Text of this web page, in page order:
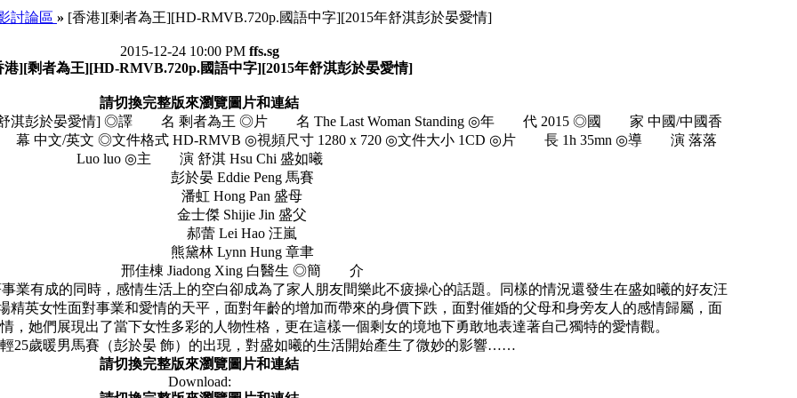
討論區 » [香港][剩者為王][HD-RMVB.720p.國語中字][2015年舒淇彭於晏愛情]
2015-12-24 10:00 PM ffs.sg
港][剩者為王][HD-RMVB.720p.國語中字][2015年舒淇彭於晏愛情]
請切換完整版來瀏覽圖片和連結
年舒淇彭於晏愛情] ◎譯 名 剩者為王 ◎片 名 The Last Woman Standing ◎年 代 2015 ◎國 家 中國/中國香
/英文 ◎文件格式 HD-RMVB ◎視頻尺寸 1280 x 720 ◎文件大小 1CD ◎片 長 1h 35mn ◎導 演 落落
Luo luo ◎主 演 舒淇 Hsu Chi 盛如曦
彭於晏 Eddie Peng 馬賽
潘虹 Hong Pan 盛母
金士傑 Shijie Jin 盛父
郝蕾 Lei Hao 汪嵐
熊黛林 Lynn Hung 章聿
邢佳棟 Jiadong Xing 白醫生 ◎簡 介
有成的同時，感情生活上的空白卻成為了家人朋友間樂此不疲操心的話題。同樣的情況還發生在盛如曦的好友汪
精英女性面對事業和愛情的天平，面對年齡的增加而帶來的身價下跌，面對催婚的父母和身旁友人的感情歸屬，面
，她們展現出了當下女性多彩的人物性格，更在這樣一個剩女的境地下勇敢地表達著自己獨特的愛情觀。
歲暖男馬賽（彭於晏 飾）的出現，對盛如曦的生活開始產生了微妙的影響……
請切換完整版來瀏覽圖片和連結
Download: